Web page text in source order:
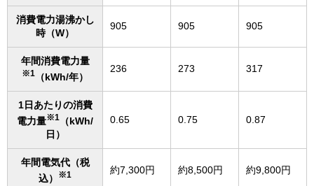
消費電力湯沸かし
時（W）
905 905 905
年間消費電力量
※1 （kWh/年）
236 273 317
1日あたりの消費
電力量※1
（kWh/
日）
0.65 0.75 0.87
年間電気代（税
込）
※1 約7,300円 約8,500円 約9,800円